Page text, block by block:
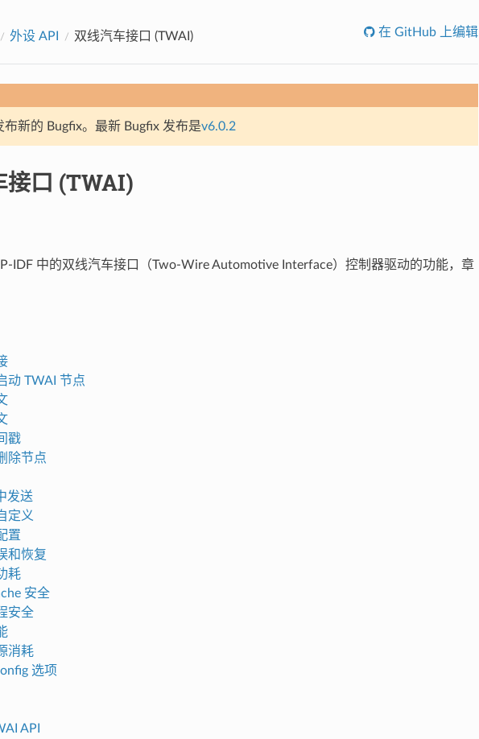
外设 API 双线汽车接口 (TWAI) 在 GitHub 上编辑
布新的 Bugfix。最新 Bugfix 发布是v6.0.2
接口 (TWAI)
IDF 中的双线汽车接口（Two-Wire Automotive Interface）控制器驱动的功能，章
动 TWAI 节点
戳
除节点
发送
定义
置
和恢复
耗
安全
安全
消耗
选项
API